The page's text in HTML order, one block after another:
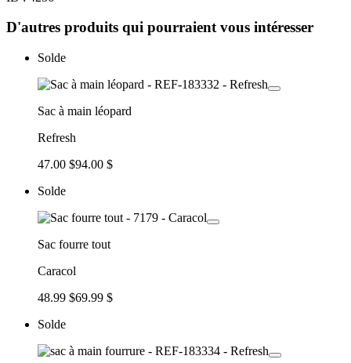
D'autres produits qui pourraient vous intéresser
Solde
Sac à main léopard
Refresh
47.00 $94.00 $
Solde
Sac fourre tout
Caracol
48.99 $69.99 $
Solde